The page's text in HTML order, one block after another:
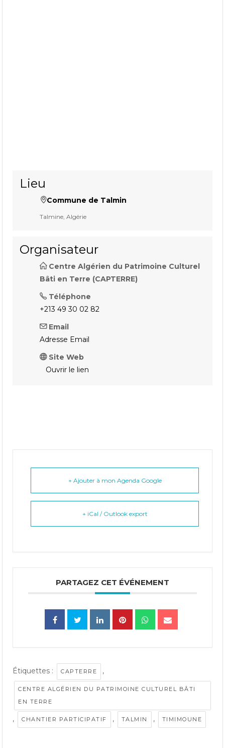
Lieu
Commune de Talmin
Talmine, Algérie
Organisateur
Centre Algérien du Patrimoine Culturel
Bâti en Terre (CAPTERRE)
Téléphone
+213 49 30 02 82
Email
Adresse Email
Site Web
Ouvrir le lien
+ Ajouter à mon Agenda Google
+ iCal / Outlook export
PARTAGEZ CET ÉVÉNEMENT
Étiquettes : CAPTERRE ,
CENTRE ALGÉRIEN DU PATRIMOINE CULTUREL BÂTI
EN TERRE
, CHANTIER PARTICIPATIF , TALMIN , TIMIMOUNE